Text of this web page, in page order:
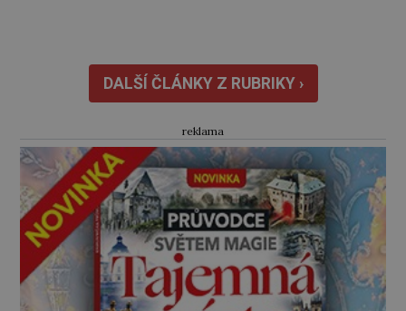
několik dekád později. Byli první a současně
jedinou domácí panovnickou dynastií, která
vládla v českých […]
DALŠÍ ČLÁNKY Z RUBRIKY ›
reklama